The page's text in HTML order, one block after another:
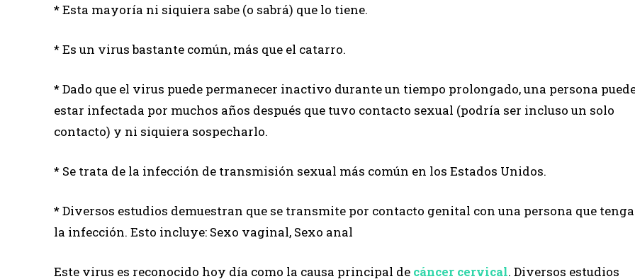
* Esta mayoría ni siquiera sabe (o sabrá) que lo tiene.
* Es un virus bastante común, más que el catarro.
* Dado que el virus puede permanecer inactivo durante un tiempo prolongado, una persona
estar infectada por muchos años después que tuvo contacto sexual (podría ser incluso un solo
contacto) y ni siquiera sospecharlo.
* Se trata de la infección de transmisión sexual más común en los Estados Unidos.
* Diversos estudios demuestran que se transmite por contacto genital con una persona que tenga
la infección. Esto incluye: Sexo vaginal, Sexo anal
Este virus es reconocido hoy día como la causa principal de cáncer cervical. Diversos estudios